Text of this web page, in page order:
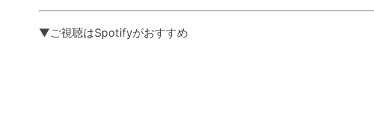
▼ご視聴はSpotifyがおすすめ